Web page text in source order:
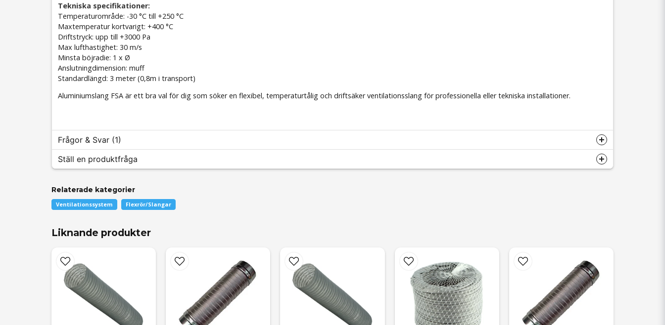
Tekniska specifikationer:
Temperaturområde: -30 °C till +250 °C
Maxtemperatur kortvarigt: +400 °C
Driftstryck: upp till +3000 Pa
Max lufthastighet: 30 m/s
Minsta böjradie: 1 x Ø
Anslutningdimension: muff
Standardlängd: 3 meter (0,8m i transport)
Aluminiumslang FSA är ett bra val för dig som söker en flexibel, temperaturtålig och driftsäker ventilationsslang för professionella eller tekniska installationer.
Frågor & Svar (1)
Vad använder man om jag vill skarva ihop 2 slangar?
Hej
Ställ en produktfråga
Fråga oss något om denna produkten...
name
Namn
Relaterade kategorier
Ventilationssystem Flexrör/Slangar
Liknande produkter